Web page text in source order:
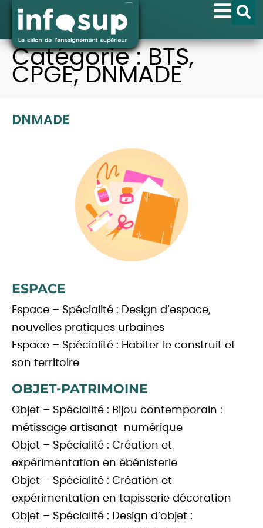
Catégorie : BTS,
CPGE, DNMADE
DNMADE
ESPACE
Espace – Spécialité : Design d’espace,
nouvelles pratiques urbaines
Espace – Spécialité : Habiter le construit et
son territoire
OBJET-PATRIMOINE
Objet – Spécialité : Bijou contemporain :
métissage artisanat-numérique
Objet – Spécialité : Création et
expérimentation en ébénisterie
Objet – Spécialité : Création et
expérimentation en tapisserie décoration
Objet – Spécialité : Design d’objet :